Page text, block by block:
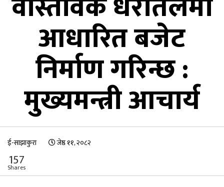
आधारित बजेट
निर्माण गरिन्छ :
मुख्यमन्त्री आचार्य
ई-साझाकुरा जेष्ठ ११, २०८२
157
Shares